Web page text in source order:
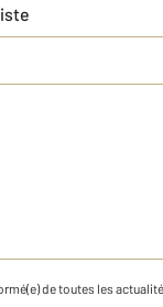
de toutes les